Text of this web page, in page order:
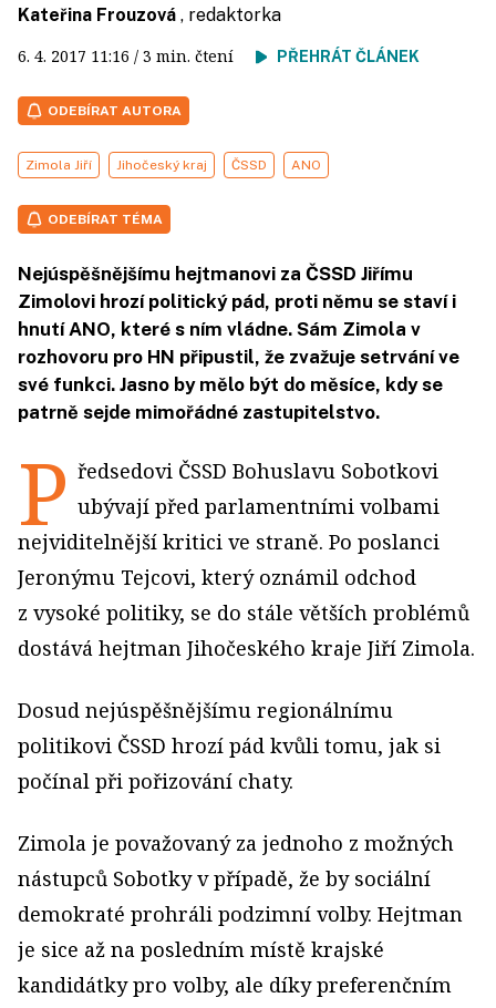
Kateřina Frouzová , redaktorka
6. 4. 2017 11:16 / 3 min. čtení PŘEHRÁT ČLÁNEK
ODEBÍRAT AUTORA
Zimola Jiří Jihočeský kraj ČSSD ANO
ODEBÍRAT TÉMA
Nejúspěšnějšímu hejtmanovi za ČSSD Jiřímu
Zimolovi hrozí politický pád, proti němu se staví i
hnutí ANO, které s ním vládne. Sám Zimola v
rozhovoru pro HN připustil, že zvažuje setrvání ve
své funkci. Jasno by mělo být do měsíce, kdy se
patrně sejde mimořádné zastupitelstvo.
P ředsedovi ČSSD Bohuslavu Sobotkovi
ubývají před parlamentními volbami
nejviditelnější kritici ve straně. Po poslanci
Jeronýmu Tejcovi, který oznámil odchod
z vysoké politiky, se do stále větších problémů
dostává hejtman Jihočeského kraje Jiří Zimola.
Dosud nejúspěšnějšímu regionálnímu
politikovi ČSSD hrozí pád kvůli tomu, jak si
počínal při pořizování chaty.
Zimola je považovaný za jednoho z možných
nástupců Sobotky v případě, že by sociální
demokraté prohráli podzimní volby. Hejtman
je sice až na posledním místě krajské
kandidátky pro volby, ale díky preferenčním